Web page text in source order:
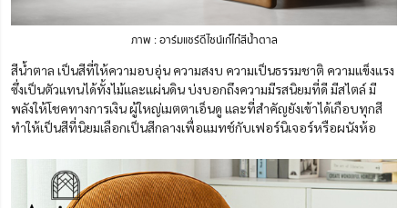
ภาพ : อาร์มแชร์ดีไซน์เก๋ไก๋สีน้ำตาล
สีน้ำตาล เป็นสีที่ให้ความอบอุ่น ความสงบ ความเป็นธรรมชาติ ความแข็งแรง
ซึ่งเป็นตัวแทนได้ทั้งไม้และแผ่นดิน บ่งบอกถึงความมีรสนิยมที่ดี มีสไตล์ มี
พลังให้โชคทางการเงิน ผู้ใหญ่เมตตาเอ็นดู และที่สำคัญยังเข้าได้เกือบทุกสี
ทำให้เป็นสีที่นิยมเลือกเป็นสีกลางเพื่อแมทช์กับเฟอร์นิเจอร์หรือผนังห้อ